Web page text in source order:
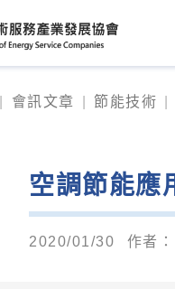
技術服
會訊文章 節能技術
空調節能應
2020/01/30 作者：